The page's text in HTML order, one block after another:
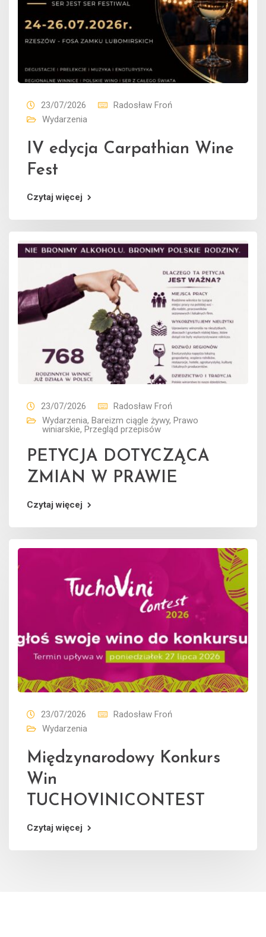
23/07/2026
Radosław Froń
Wydarzenia
IV edycja Carpathian Wine
Fest
Czytaj więcej
23/07/2026
Radosław Froń
Wydarzenia, Bareizm ciągle żywy, Prawo
winiarskie, Przegląd przepisów
PETYCJA DOTYCZĄCA
ZMIAN W PRAWIE
Czytaj więcej
23/07/2026
Radosław Froń
Wydarzenia
Międzynarodowy Konkurs
Win
TUCHOVINICONTEST
Czytaj więcej